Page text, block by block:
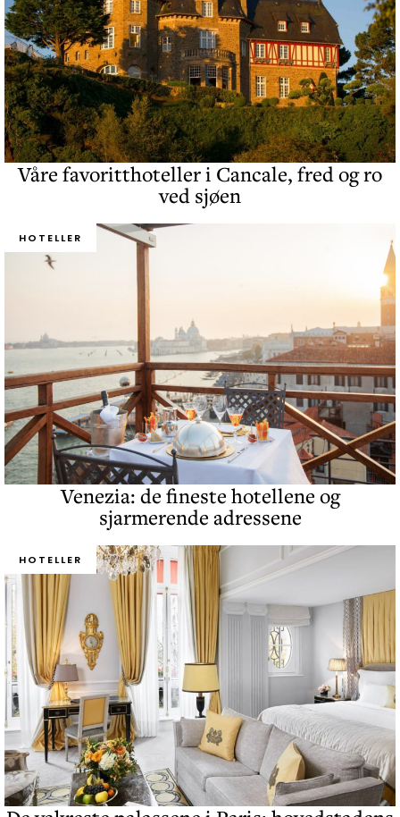
Våre favoritthoteller i Cancale, fred og ro
ved sjøen
HOTELLER
Venezia: de fineste hotellene og
sjarmerende adressene
HOTELLER